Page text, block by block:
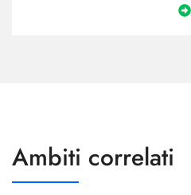
Ambiti correlati